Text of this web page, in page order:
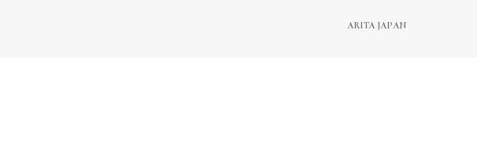
ARITA JAPAN